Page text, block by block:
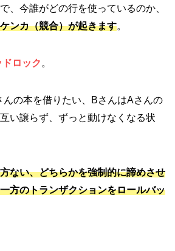
、今誰がどの行を使っているのか、
ケンカ（競合）が起きます。
ドロック 。
んの本を借りたい、BさんはAさんの
い譲らず、ずっと動けなくなる状
ない、どちらかを強制的に諦めさせ
方のトランザクションをロールバッ